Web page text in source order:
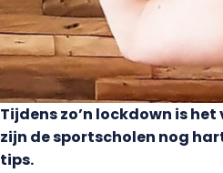
Tijdens zo’n lockdown is
zijn de sportscholen nog
tips.